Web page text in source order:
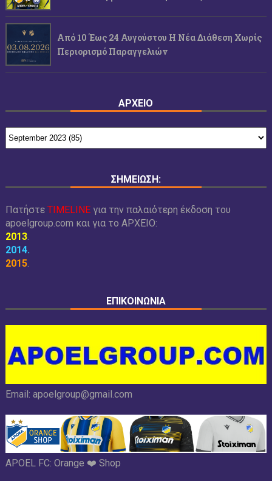
Από 10 Έως 24 Αυγούστου Η Νέα Διάθεση Χωρίς
Περιορισμό Παραγγελιών
ΑΡΧΕΙΟ
ΣΗΜΕΙΩΣΗ:
Πατήστε TIMELINEγια την παλαιότερη έκδοση του
apoelgroup.com και για το ΑΡΧΕΙΟ:
2013.
2014.
2015.
ΕΠΙΚΟΙΝΩΝΙΑ
Email: apoelgroup@gmail.com
APOEL FC: Orange ❤️ Shop